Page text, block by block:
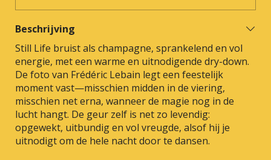
Beschrijving
Still Life bruist als champagne, sprankelend en vol
energie, met een warme en uitnodigende dry-down.
De foto van Frédéric Lebain legt een feestelijk
moment vast—misschien midden in de viering,
misschien net erna, wanneer de magie nog in de
lucht hangt. De geur zelf is net zo levendig:
opgewekt, uitbundig en vol vreugde, alsof hij je
uitnodigt om de hele nacht door te dansen.